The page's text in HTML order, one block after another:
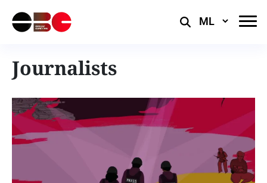
Select
Journalists